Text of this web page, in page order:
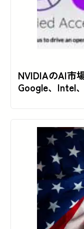
NVIDIAのAI市
Google、Intel